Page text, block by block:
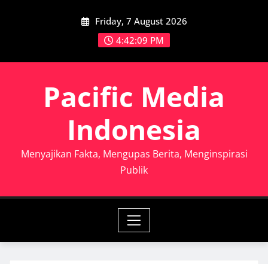
Friday, 7 August 2026
4:42:10 PM
Pacific Media
Indonesia
Menyajikan Fakta, Mengupas Berita, Menginspirasi
Publik